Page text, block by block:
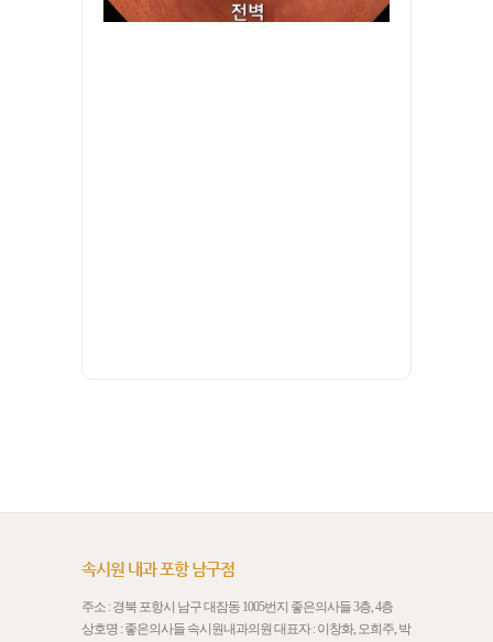
속시원 내과 포항 남구점
주소 : 경북 포항시 남구 대잠동 1005번지 좋은의사들 3층, 4층
상호명 : 좋은의사들 속시원내과의원 대표자 : 이창화, 오희주, 박